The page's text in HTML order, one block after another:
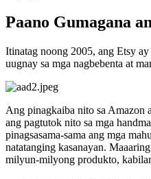
Paano Gumagana
Itinatag noong 2005, ang Etsy
uugnay sa mga nagbebenta at
Ang pinagkaiba nito sa Amazon
ang pagtutok nito sa mga
pinagsasama-sama ang mga
natatanging kasanayan.
milyun-milyong produkto,